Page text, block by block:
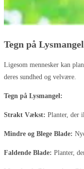
Tegn på
Ligesom mennesker kan
deres sundhed og velvære.
Tegn på Lysmangel:
Strakt Vækst: Planter, der
Mindre og Blege Blade:
Faldende Blade: Planter,